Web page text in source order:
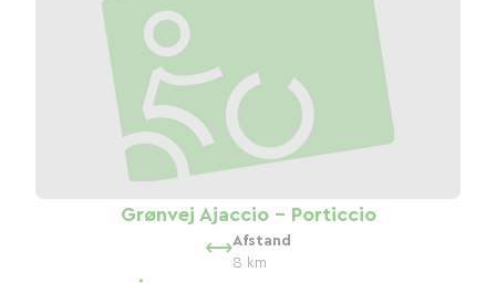
Grønvej Ajaccio - Porticcio
Afstand
8 km